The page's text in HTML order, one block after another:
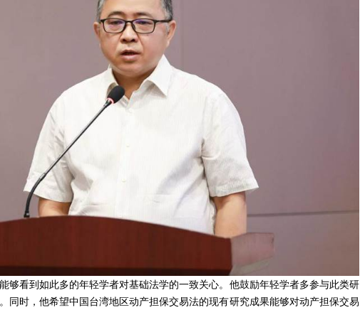
看到如此多的年轻学者对基础法学的一致关心。他鼓励年轻学者多参与此类研
同时，他希望中国台湾地区动产担保交易法的现有研究成果能够对动产担保交易